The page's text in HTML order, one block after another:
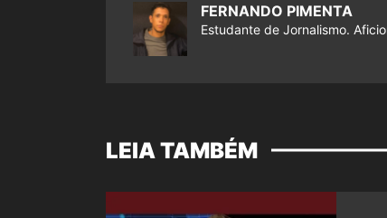
FERNANDO PIMENTA
Estudante de Jornalismo.
LEIA TAMBÉM